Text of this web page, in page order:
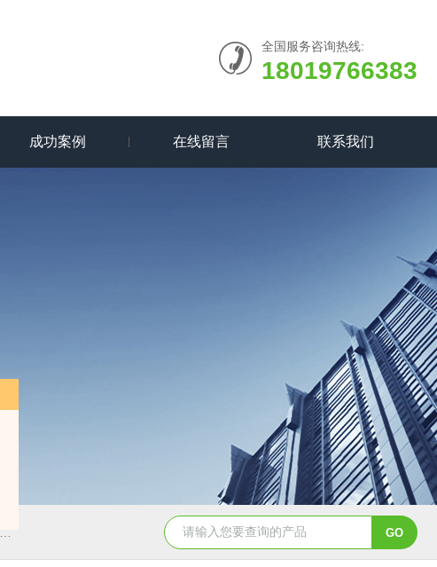
全国服务咨询热线:
18019766383
成功案例 在线留言 联系我们
YSCYS-010臭氧老化试验设备